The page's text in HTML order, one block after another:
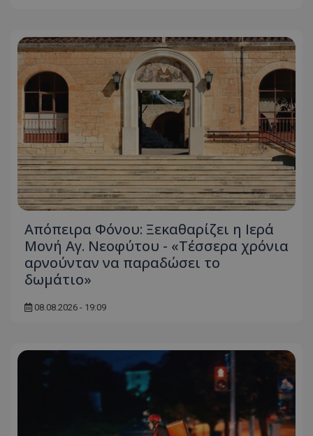
Απόπειρα Φόνου: Ξεκαθαρίζει η Ιερά
Μονή Αγ. Νεοφύτου - «Τέσσερα χρόνια
αρνούνταν να παραδώσει το
δωμάτιο»
08.08.2026 - 19:09